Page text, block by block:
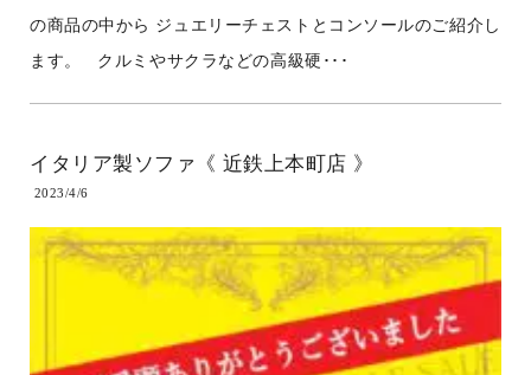
の商品の中から ジュエリーチェストとコンソールのご紹介し
ます。 クルミやサクラなどの高級硬･･･
イタリア製ソファ《 近鉄上本町店 》
2023/4/6